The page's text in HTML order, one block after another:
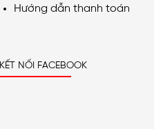
Hướng dẫn thanh toán
KẾT NỐI FACEBOOK